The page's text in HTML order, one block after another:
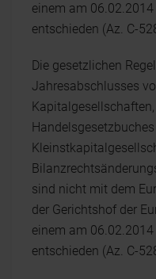
einem am
entschieden (Az. C-
Die gesetzlichen
Jahresabschlusses
sind nicht mit dem
der Gerichtshof der
einem am
entschieden (Az. C-